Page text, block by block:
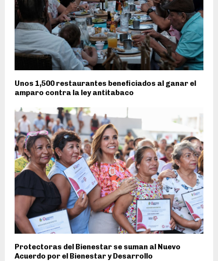
Unos 1,500 restaurantes beneficiados al ganar el
amparo contra la ley antitabaco
Protectoras del Bienestar se suman al Nuevo
Acuerdo por el Bienestar y Desarrollo